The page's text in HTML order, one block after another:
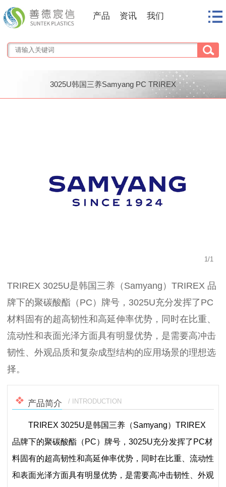
产品 资讯 我们
3025U韩国三养Samyang PC TRIREX
1/1
TRIREX 3025U是韩国三养（Samyang）TRIREX 品
牌下的聚碳酸酯（PC）牌号，3025U充分发挥了PC
材料固有的超高韧性和高延伸率优势，同时在比重、
流动性和表面光泽方面具有明显优势，是需要高冲击
韧性、外观品质和复杂成型结构的应用场景的理想选
择。
产品简介 / INTRODUCTION
TRIREX 3025U是韩国三养（Samyang）TRIREX
品牌下的聚碳酸酯（PC）牌号，3025U充分发挥了PC材
料固有的超高韧性和高延伸率优势，同时在比重、流动性
和表面光泽方面具有明显优势，是需要高冲击韧性、外观